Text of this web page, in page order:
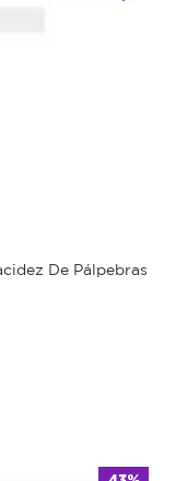
De Pálpebras